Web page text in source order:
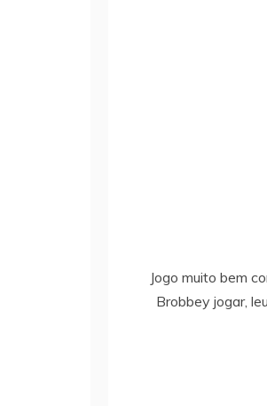
Jogo muito bem
Brobbey jogar,